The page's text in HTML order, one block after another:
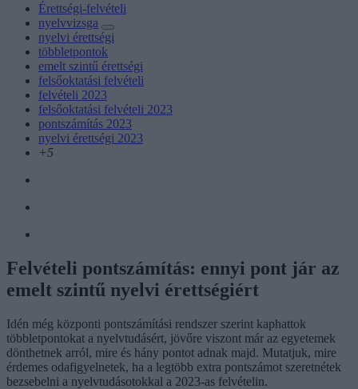
Érettségi-felvételi
nyelvvizsga
nyelvi érettségi
többletpontok
emelt szintű érettségi
felsőoktatási felvételi
felvételi 2023
felsőoktatási felvételi 2023
pontszámítás 2023
nyelvi érettségi 2023
+5
Felvételi pontszámítás: ennyi pont jár az
emelt szintű nyelvi érettségiért
Idén még központi pontszámítási rendszer szerint kaphattok
többletpontokat a nyelvtudásért, jövőre viszont már az egyetemek
dönthetnek arról, mire és hány pontot adnak majd. Mutatjuk, mire
érdemes odafigyelnetek, ha a legtöbb extra pontszámot szeretnétek
bezsebelni a nyelvtudásotokkal a 2023-as felvételin.